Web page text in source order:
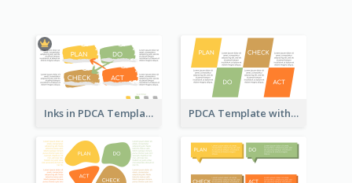
Inks in PDCA Template PDCA Template with Parallelograms